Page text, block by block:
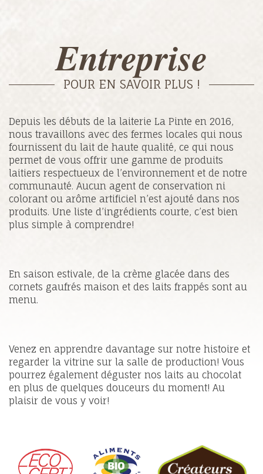
Entreprise
POUR EN SAVOIR PLUS !
Depuis les débuts de la laiterie La Pinte en 2016,
nous travaillons avec des fermes locales qui nous
fournissent du lait de haute qualité, ce qui nous
permet de vous offrir une gamme de produits
laitiers respectueux de l’environnement et de notre
communauté. Aucun agent de conservation ni
colorant ou arôme artificiel n’est ajouté dans nos
produits. Une liste d’ingrédients courte, c’est bien
plus simple à comprendre!
En saison estivale, de la crème glacée dans des
cornets gaufrés maison et des laits frappés sont au
menu.
Venez en apprendre davantage sur notre histoire et
regarder la vitrine sur la salle de production! Vous
pourrez également déguster nos laits au chocolat
en plus de quelques douceurs du moment! Au
plaisir de vous y voir!